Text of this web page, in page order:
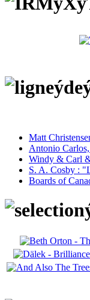
Matt
Antonio
Windy & Carl
S. A. Cosby :
Boards of